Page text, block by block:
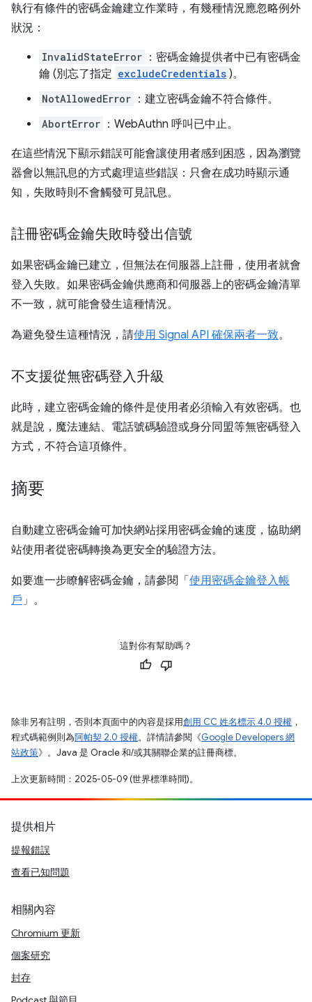
執行有條件的密碼金鑰建立作業時，有幾種情況應忽略例外
狀況：
InvalidStateError ：密碼金鑰提供者中已有密碼金
鑰 (別忘了指定 excludeCredentials )。
NotAllowedError ：建立密碼金鑰不符合條件。
AbortError ：WebAuthn 呼叫已中止。
在這些情況下顯示錯誤可能會讓使用者感到困惑，因為瀏覽
器會以無訊息的方式處理這些錯誤：只會在成功時顯示通
知，失敗時則不會觸發可見訊息。
註冊密碼金鑰失敗時發出信號
如果密碼金鑰已建立，但無法在伺服器上註冊，使用者就會
登入失敗。如果密碼金鑰供應商和伺服器上的密碼金鑰清單
不一致，就可能會發生這種情況。
為避免發生這種情況，請使用 Signal API 確保兩者一致。
不支援從無密碼登入升級
此時，建立密碼金鑰的條件是使用者必須輸入有效密碼。也
就是說，魔法連結、電話號碼驗證或身分同盟等無密碼登入
方式，不符合這項條件。
摘要
自動建立密碼金鑰可加快網站採用密碼金鑰的速度，協助網
站使用者從密碼轉換為更安全的驗證方法。
如要進一步瞭解密碼金鑰，請參閱「使用密碼金鑰登入帳
戶 」。
這對你有幫助嗎？
除非另有註明，否則本頁面中的內容是採用創用 CC 姓名標示 4.0 授權 ，
程式碼範例則為阿帕契 2.0 授權。詳情請參閱《Google Developers 網
站政策》。Java 是 Oracle 和/或其關聯企業的註冊商標。
上次更新時間：2025-05-09 (世界標準時間)。
提供相片
提報錯誤
查看已知問題
相關內容
Chromium 更新
個案研究
封存